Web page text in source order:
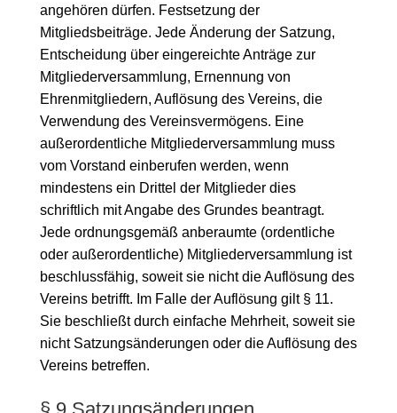
angehören dürfen. Festsetzung der
Mitgliedsbeiträge. Jede Änderung der Satzung,
Entscheidung über eingereichte Anträge zur
Mitgliederversammlung, Ernennung von
Ehrenmitgliedern, Auflösung des Vereins, die
Verwendung des Vereinsvermögens. Eine
außerordentliche Mitgliederversammlung muss
vom Vorstand einberufen werden, wenn
mindestens ein Drittel der Mitglieder dies
schriftlich mit Angabe des Grundes beantragt.
Jede ordnungsgemäß anberaumte (ordentliche
oder außerordentliche) Mitgliederversammlung ist
beschlussfähig, soweit sie nicht die Auflösung des
Vereins betrifft. Im Falle der Auflösung gilt § 11.
Sie beschließt durch einfache Mehrheit, soweit sie
nicht Satzungsänderungen oder die Auflösung des
Vereins betreffen.